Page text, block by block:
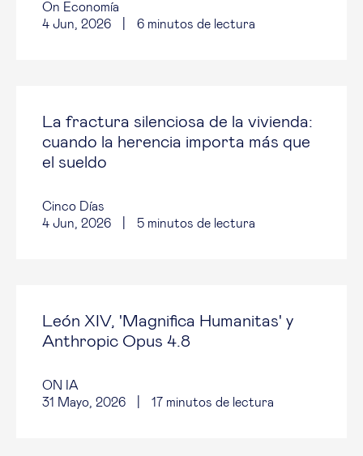
On Economía
4 Jun, 2026
6 minutos de lectura
La fractura silenciosa de la vivienda:
cuando la herencia importa más que
el sueldo
Cinco Días
4 Jun, 2026
5 minutos de lectura
León XIV, 'Magnifica Humanitas' y
Anthropic Opus 4.8
ON IA
31 Mayo, 2026
17 minutos de lectura